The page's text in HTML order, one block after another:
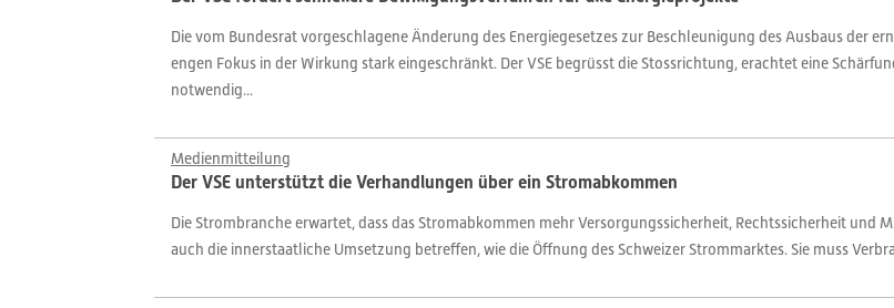
Die vom Bundesrat vorgeschlagene Änderung des Energiegesetzes zur Beschleunigung des Ausbaus der
engen Fokus in der Wirkung stark eingeschränkt. Der VSE begrüsst die Stossrichtung, erachtet eine
notwendig...
Medienmitteilung
Der VSE unterstützt die Verhandlungen über ein Stromabkommen
Die Strombranche erwartet, dass das Stromabkommen mehr Versorgungssicherheit, Rechtssicherheit und
auch die innerstaatliche Umsetzung betreffen, wie die Öffnung des Schweizer Strommarktes. Sie muss